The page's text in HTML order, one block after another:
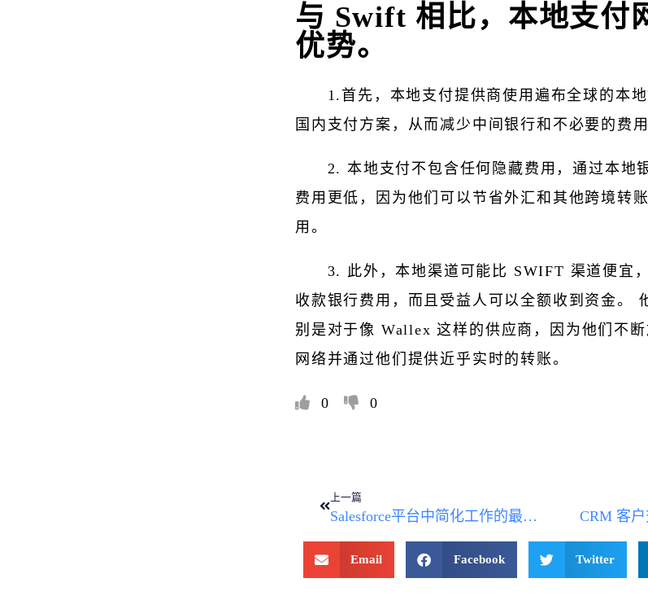
与 Swift 相比，本地支付
优势。
1.首先，本地支付提供商使用遍布全球的本
国内支付方案，从而减少中间银行和不必要的费用
2. 本地支付不包含任何隐藏费用，通过本地
费用更低，因为他们可以节省外汇和其他跨境转
用。
3. 此外，本地渠道可能比 SWIFT 渠道便宜
收款银行费用，而且受益人可以全额收到资金。
别是对于像 Wallex 这样的供应商，因为他们不
网络并通过他们提供近乎实时的转账。
0 0
上一篇
Salesforce平台中简化工作的最佳实践 CRM 客
Email Facebook Twitter